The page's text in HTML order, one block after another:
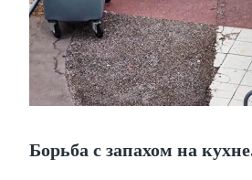
Борьба с запахом на